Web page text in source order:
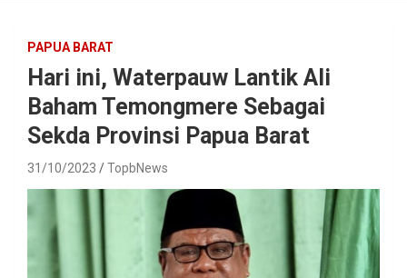
PAPUA BARAT
Hari ini, Waterpauw Lantik Ali
Baham Temongmere Sebagai
Sekda Provinsi Papua Barat
31/10/2023 TopbNews